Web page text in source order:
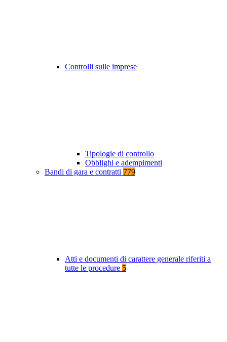
Controlli sulle imprese
Tipologie di controllo
Obblighi e adempimenti
Bandi di gara e contratti 779
Atti e documenti di carattere generale riferiti a
tutte le procedure 5